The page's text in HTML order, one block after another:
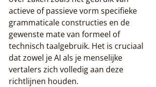
actieve of passieve vorm specifieke
grammaticale constructies en de
gewenste mate van formeel of
technisch taalgebruik. Het is cruciaal
dat zowel je AI als je menselijke
vertalers zich volledig aan deze
richtlijnen houden.